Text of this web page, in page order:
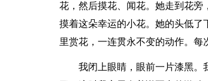
花，然后摸花、闻花。她走到花
摸着这朵幸运的小花。她的头低
里赏花，一连贯永不变的动作。每
我闭上眼睛，眼前一片漆黑。